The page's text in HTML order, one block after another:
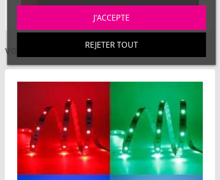
VOUS AIMEREZ AUSSI
REJETER TOUT
J'ACCEPTE